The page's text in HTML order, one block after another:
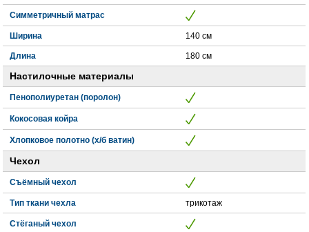
Симметричный матрас
Ширина 140 см
Длина 180 см
Настилочные материалы
Пенополиуретан (поролон)
Кокосовая койра
Хлопковое полотно (х/б ватин)
Чехол
Съёмный чехол
Тип ткани чехла трикотаж
Стёганый чехол